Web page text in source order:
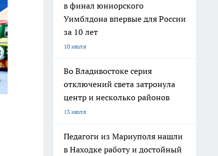
в финал юниорского
Уимблдона впервые для России
за 10 лет
10 июля
Во Владивостоке серия
отключений света затронула
центр и несколько районов
13 июля
Педагоги из Мариуполя нашли
в Находке работу и достойный